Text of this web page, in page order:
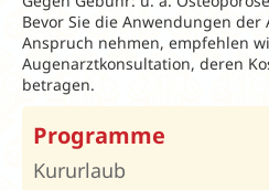
Bevor Sie die Anwendungen
Anspruch nehmen, empfehlen
Augenarztkonsultation, deren
betragen.
Programme
Kururlaub
Spartipp